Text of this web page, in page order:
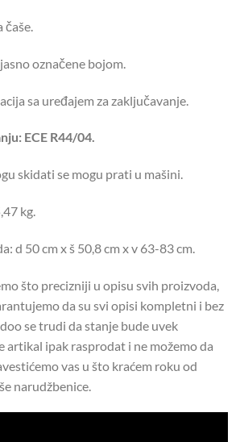
čaše.
označene bojom.
sa uređajem za zaključavanje.
ECE R44/04.
skidati se mogu prati u mašini.
kg.
d 50 cm x š 50,8 cm x v 63-83 cm.
što precizniji u opisu svih proizvoda,
da su svi opisi kompletni i bez
se trudi da stanje bude uvek
artikal ipak rasprodat i ne možemo da
vas u što kraćem roku od
narudžbenice.